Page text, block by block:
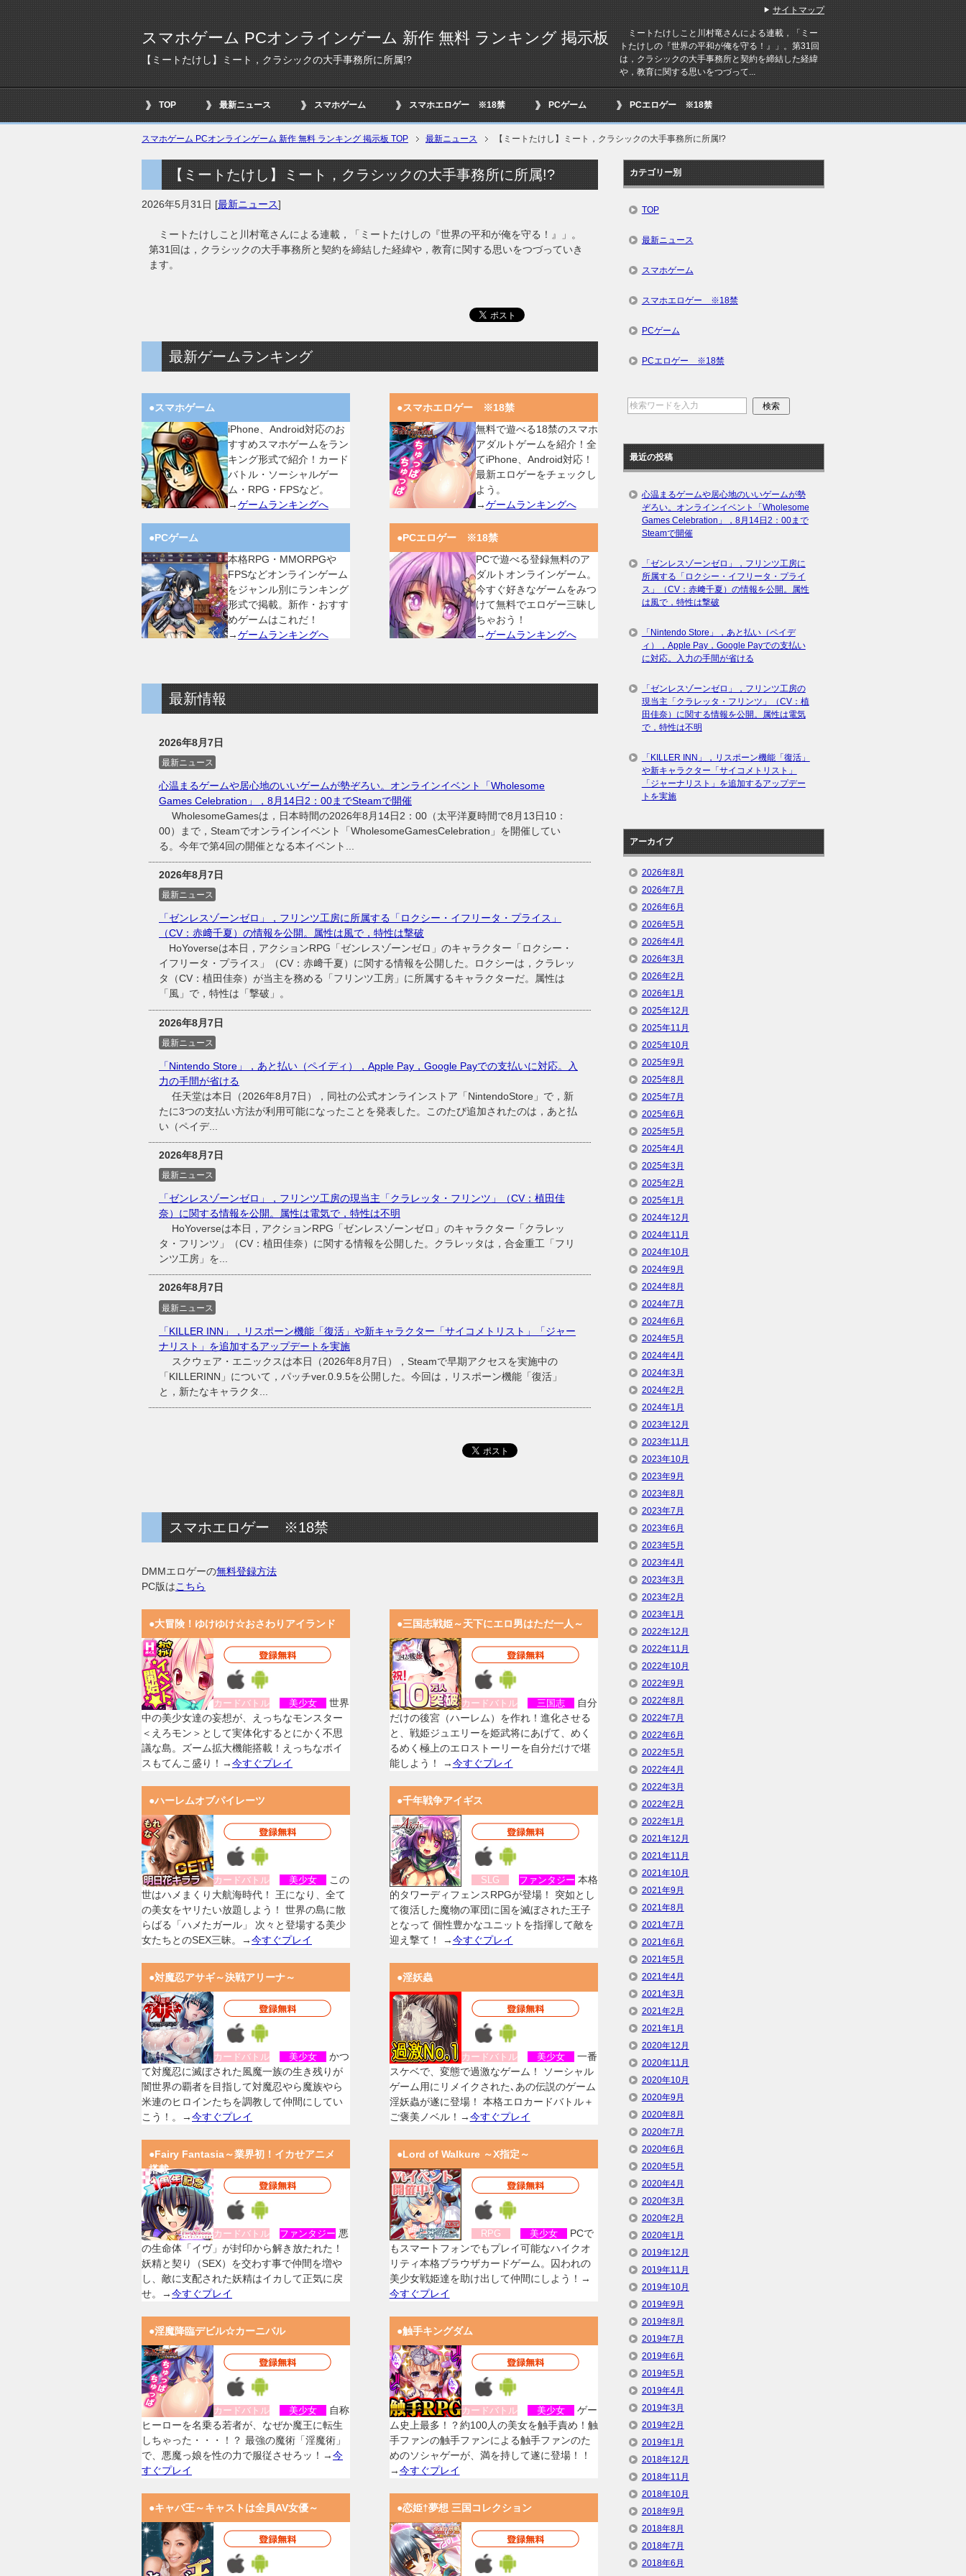
スマホゲーム PCオンラインゲーム 新作 無料 ランキング 掲示板
【ミートたけし】ミート，クラシックの大手事務所に所属!?
ミートたけしこと川村竜さんによる連載，「ミー
トたけしの『世界の平和が俺を守る！』」。第31回
は，クラシックの大手事務所と契約を締結した経緯
や，教育に関する思いをつづって...
TOP 最新ニュース スマホゲーム スマホエロゲー ※18禁 PCゲーム PCエロゲー ※18禁
スマホゲーム PCオンラインゲーム 新作 無料 ランキング 掲示板 TOP 最新ニュース 【ミートたけし】ミート，クラシックの大手事務所に所属!?
【ミートたけし】ミート，クラシックの大手事務所に所属!?
2026年5月31日 [最新ニュース]
ミートたけしこと川村竜さんによる連載，「ミートたけしの『世界の平和が俺を守る！』」。
第31回は，クラシックの大手事務所と契約を締結した経緯や，教育に関する思いをつづっていき
ます。
最新ゲームランキング
●スマホゲーム
iPhone、Android対応のお
すすめスマホゲームをラン
キング形式で紹介！カード
バトル・ソーシャルゲー
ム・RPG・FPSなど。
→ゲームランキングへ
●スマホエロゲー ※18禁
無料で遊べる18禁のスマホ
アダルトゲームを紹介！全
てiPhone、Android対応！
最新エロゲーをチェックし
よう。
→ゲームランキングへ
●PCゲーム
本格RPG・MMORPGや
FPSなどオンラインゲーム
をジャンル別にランキング
形式で掲載。新作・おすす
めゲームはこれだ！
→ゲームランキングへ
●PCエロゲー ※18禁
PCで遊べる登録無料のア
ダルトオンラインゲーム。
今すぐ好きなゲームをみつ
けて無料でエロゲー三昧し
ちゃおう！
→ゲームランキングへ
最新情報
2026年8月7日
最新ニュース
心温まるゲームや居心地のいいゲームが勢ぞろい。オンラインイベント「Wholesome
Games Celebration」，8月14日2：00までSteamで開催
WholesomeGamesは，日本時間の2026年8月14日2：00（太平洋夏時間で8月13日10：
00）まで，Steamでオンラインイベント「WholesomeGamesCelebration」を開催してい
る。今年で第4回の開催となる本イベント...
2026年8月7日
最新ニュース
「ゼンレスゾーンゼロ」，フリンツ工房に所属する「ロクシー・イフリータ・プライス」
（CV：赤﨑千夏）の情報を公開。属性は風で，特性は撃破
HoYoverseは本日，アクションRPG「ゼンレスゾーンゼロ」のキャラクター「ロクシー・
イフリータ・プライス」（CV：赤﨑千夏）に関する情報を公開した。ロクシーは，クラレッ
タ（CV：植田佳奈）が当主を務める「フリンツ工房」に所属するキャラクターだ。属性は
「風」で，特性は「撃破」。
2026年8月7日
最新ニュース
「Nintendo Store」，あと払い（ペイディ），Apple Pay，Google Payでの支払いに対応。入
力の手間が省ける
任天堂は本日（2026年8月7日），同社の公式オンラインストア「NintendoStore」で，新
たに3つの支払い方法が利用可能になったことを発表した。このたび追加されたのは，あと払
い（ペイデ...
2026年8月7日
最新ニュース
「ゼンレスゾーンゼロ」，フリンツ工房の現当主「クラレッタ・フリンツ」（CV：植田佳
奈）に関する情報を公開。属性は電気で，特性は不明
HoYoverseは本日，アクションRPG「ゼンレスゾーンゼロ」のキャラクター「クラレッ
タ・フリンツ」（CV：植田佳奈）に関する情報を公開した。クラレッタは，合金重工「フリ
ンツ工房」を...
2026年8月7日
最新ニュース
「KILLER INN」，リスポーン機能「復活」や新キャラクター「サイコメトリスト」「ジャー
ナリスト」を追加するアップデートを実施
スクウェア・エニックスは本日（2026年8月7日），Steamで早期アクセスを実施中の
「KILLERINN」について，パッチver.0.9.5を公開した。今回は，リスポーン機能「復活」
と，新たなキャラクタ...
スマホエロゲー ※18禁
DMMエロゲーの無料登録方法
PC版はこちら
●大冒険！ゆけゆけ☆おさわりアイランド
カードバトル 美少女
世界
中の美少女達の妄想が、えっちなモンスター
＜えろモン＞として実体化するとにかく不思
議な島。ズーム拡大機能搭載！えっちなボイ
スもてんこ盛り！→今すぐプレイ
●三国志戦姫～天下にエロ男はただ一人～
カードバトル 三国志
自分
だけの後宮（ハーレム）を作れ！進化させる
と、戦姫ジュエリーを姫武将にあげて、めく
るめく極上のエロストーリーを自分だけで堪
能しよう！ →今すぐプレイ
●ハーレムオブパイレーツ
カードバトル 美少女
この
世はハメまくり大航海時代！ 王になり、全て
の美女をヤリたい放題しよう！ 世界の島に散
らばる「ハメたガール」 次々と登場する美少
女たちとのSEX三昧。→今すぐプレイ
●千年戦争アイギス
SLG ファンタジー 本格
的タワーディフェンスRPGが登場！ 突如とし
て復活した魔物の軍団に国を滅ぼされた王子
となって 個性豊かなユニットを指揮して敵を
迎え撃て！ →今すぐプレイ
●対魔忍アサギ～決戦アリーナ～
カードバトル 美少女
かつ
て対魔忍に滅ぼされた風魔一族の生き残りが
闇世界の覇者を目指して対魔忍やら魔族やら
米連のヒロインたちを調教して仲間にしてい
こう！。→今すぐプレイ
●淫妖蟲
カードバトル 美少女
一番
スケベで、変態で過激なゲーム！ ソーシャル
ゲーム用にリメイクされた､あの伝説のゲーム
淫妖蟲が遂に登場！ 本格エロカードバトル＋
ご褒美ノベル！→今すぐプレイ
●Fairy Fantasia～業界初！イカせアニメ
搭載
カードバトル ファンタジー 悪
の生命体「イヴ」が封印から解き放たれた！
妖精と契り（SEX）を交わす事で仲間を増や
し、敵に支配された妖精はイカして正気に戻
せ。→今すぐプレイ
●Lord of Walkure ～X指定～
RPG 美少女
PCで
もスマートフォンでもプレイ可能なハイクオ
リティ本格ブラウザカードゲーム。囚われの
美少女戦姫達を助け出して仲間にしよう！→
今すぐプレイ
●淫魔降臨デビル☆カーニバル
カードバトル 美少女
自称
ヒーローを名乗る若者が、なぜか魔王に転生
しちゃった・・・！？ 最強の魔術「淫魔術」
で、悪魔っ娘を性の力で服従させろッ！→今
すぐプレイ
●触手キングダム
カードバトル 美少女
ゲー
ム史上最多！？約100人の美女を触手責め！触
手ファンの触手ファンによる触手ファンのた
めのソシャゲーが、満を持して遂に登場！！
→今すぐプレイ
●キャバ王～キャストは全員AV女優～ ●恋姫†夢想 三国コレクション
カテゴリー別
TOP
最新ニュース
スマホゲーム
スマホエロゲー ※18禁
PCゲーム
PCエロゲー ※18禁
最近の投稿
心温まるゲームや居心地のいいゲームが勢
ぞろい。オンラインイベント「Wholesome
Games Celebration」，8月14日2：00まで
Steamで開催
「ゼンレスゾーンゼロ」，フリンツ工房に
所属する「ロクシー・イフリータ・プライ
ス」（CV：赤﨑千夏）の情報を公開。属性
は風で，特性は撃破
「Nintendo Store」，あと払い（ペイデ
ィ），Apple Pay，Google Payでの支払い
に対応。入力の手間が省ける
「ゼンレスゾーンゼロ」，フリンツ工房の
現当主「クラレッタ・フリンツ」（CV：植
田佳奈）に関する情報を公開。属性は電気
で，特性は不明
「KILLER INN」，リスポーン機能「復活」
や新キャラクター「サイコメトリスト」
「ジャーナリスト」を追加するアップデー
トを実施
アーカイブ
2026年8月
2026年7月
2026年6月
2026年5月
2026年4月
2026年3月
2026年2月
2026年1月
2025年12月
2025年11月
2025年10月
2025年9月
2025年8月
2025年7月
2025年6月
2025年5月
2025年4月
2025年3月
2025年2月
2025年1月
2024年12月
2024年11月
2024年10月
2024年9月
2024年8月
2024年7月
2024年6月
2024年5月
2024年4月
2024年3月
2024年2月
2024年1月
2023年12月
2023年11月
2023年10月
2023年9月
2023年8月
2023年7月
2023年6月
2023年5月
2023年4月
2023年3月
2023年2月
2023年1月
2022年12月
2022年11月
2022年10月
2022年9月
2022年8月
2022年7月
2022年6月
2022年5月
2022年4月
2022年3月
2022年2月
2022年1月
2021年12月
2021年11月
2021年10月
2021年9月
2021年8月
2021年7月
2021年6月
2021年5月
2021年4月
2021年3月
2021年2月
2021年1月
2020年12月
2020年11月
2020年10月
2020年9月
2020年8月
2020年7月
2020年6月
2020年5月
2020年4月
2020年3月
2020年2月
2020年1月
2019年12月
2019年11月
2019年10月
2019年9月
2019年8月
2019年7月
2019年6月
2019年5月
2019年4月
2019年3月
2019年2月
2019年1月
2018年12月
2018年11月
2018年10月
2018年9月
2018年8月
2018年7月
2018年6月
サイトマップ